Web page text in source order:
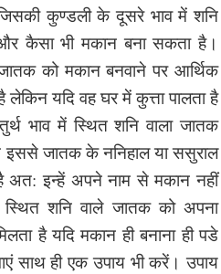
कुण्डली के दूसरे भाव में शनि
कैसा भी मकान बना सकता है।
को मकान बनवाने पर आर्थिक
यदि वह घर में कुत्ता पालता है
भाव में स्थित शनि वाला जातक
इससे जातक के ननिहाल या ससुराल
है अत: इन्हें अपने नाम से मकान नहीं
स्थित शनि वाले जातक को अपना
है यदि मकान ही बनाना ही पडे
साथ ही एक उपाय भी करें। उपाय